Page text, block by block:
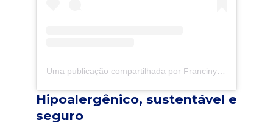
Hipoalergênico, sustentável e
seguro